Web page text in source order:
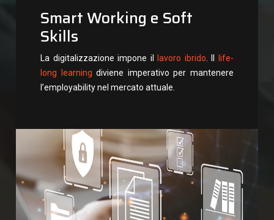
Smart Working e Soft
Skills
La digitalizzazione impone il lavoro ibrido. Il
life-
long learning diviene imperativo per mantenere
l’employability nel mercato attuale.